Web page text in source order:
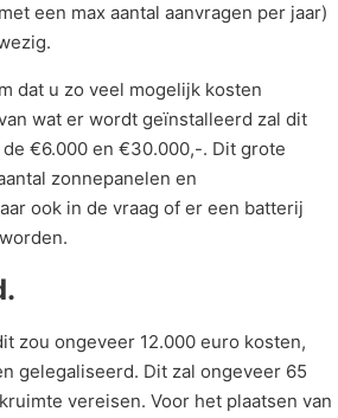
een max aantal aanvragen per jaar)
dat u zo veel mogelijk kosten
wat er wordt geïnstalleerd zal dit
€6.000 en €30.000,-. Dit grote
zonnepanelen en
ook in de vraag of er een batterij
zou ongeveer 12.000 euro kosten,
gelegaliseerd. Dit zal ongeveer 65
vereisen. Voor het plaatsen van